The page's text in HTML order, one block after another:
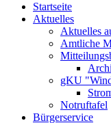
Startseite
Aktuelles
Aktuelles
Amtliche
gKU
Notruftafel
Bürgerservice